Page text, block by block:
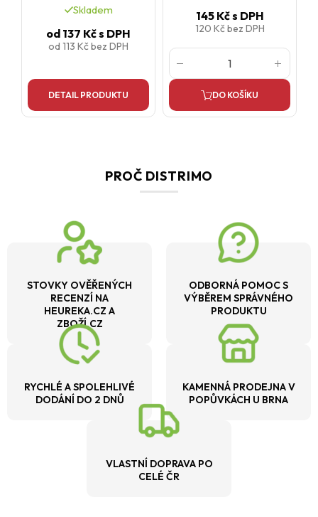
Skladem
od 137 Kčs DPH
od 113 Kčbez DPH
DETAIL PRODUKTU
145 Kčs DPH
120 Kčbez DPH
DO KOŠÍKU
PROČ DISTRIMO
STOVKY OVĚŘENÝCH
RECENZÍ NA
HEUREKA.CZ A
ZBOŽÍ.CZ
ODBORNÁ POMOC S
VÝBĚREM SPRÁVNÉHO
PRODUKTU
RYCHLÉ A SPOLEHLIVÉ
DODÁNÍ DO 2 DNŮ
KAMENNÁ PRODEJNA V
POPŮVKÁCH U BRNA
VLASTNÍ DOPRAVA PO
CELÉ ČR